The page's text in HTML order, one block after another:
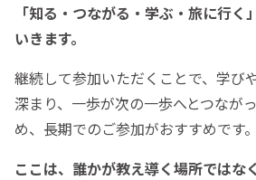
「知る・つながる・学ぶ・旅に行く
いきます。
継続して参加いただくことで、学び
深まり、一歩が次の一歩へとつなが
め、長期でのご参加がおすすめです。
ここは、誰かが教え導く場所ではな